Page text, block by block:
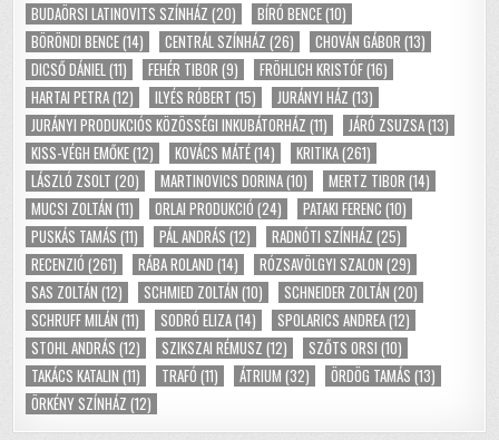
BUDAÖRSI LATINOVITS SZÍNHÁZ (20) BÍRÓ BENCE(10)
BÖRÖNDI BENCE(14) CENTRÁL SZÍNHÁZ (26) CHOVÁN GÁBOR (13)
DICSŐ DÁNIEL (11) FEHÉR TIBOR (9) FRÖHLICH KRISTÓF(16)
HARTAI PETRA(12) ILYÉS RÓBERT (15) JURÁNYI HÁZ (13)
JURÁNYI PRODUKCIÓS KÖZÖSSÉGI INKUBÁTORHÁZ (11) JÁRÓ ZSUZSA(13)
KISS-VÉGH EMŐKE(12) KOVÁCS MÁTÉ(14) KRITIKA(261)
LÁSZLÓ ZSOLT (20) MARTINOVICS DORINA(10) MERTZ TIBOR (14)
MUCSI ZOLTÁN (11) ORLAI PRODUKCIÓ (24) PATAKI FERENC (10)
PUSKÁS TAMÁS (11) PÁL ANDRÁS (12) RADNÓTI SZÍNHÁZ (25)
RECENZIÓ (261) RÁBA ROLAND (14) RÓZSAVÖLGYI SZALON (29)
SAS ZOLTÁN (12) SCHMIED ZOLTÁN (10) SCHNEIDER ZOLTÁN (20)
SCHRUFF MILÁN (11) SODRÓ ELIZA(14) SPOLARICS ANDREA(12)
STOHL ANDRÁS (12) SZIKSZAI RÉMUSZ (12) SZŐTS ORSI (10)
TAKÁCS KATALIN (11) TRAFÓ (11) ÁTRIUM (32) ÖRDÖG TAMÁS (13)
ÖRKÉNY SZÍNHÁZ (12)